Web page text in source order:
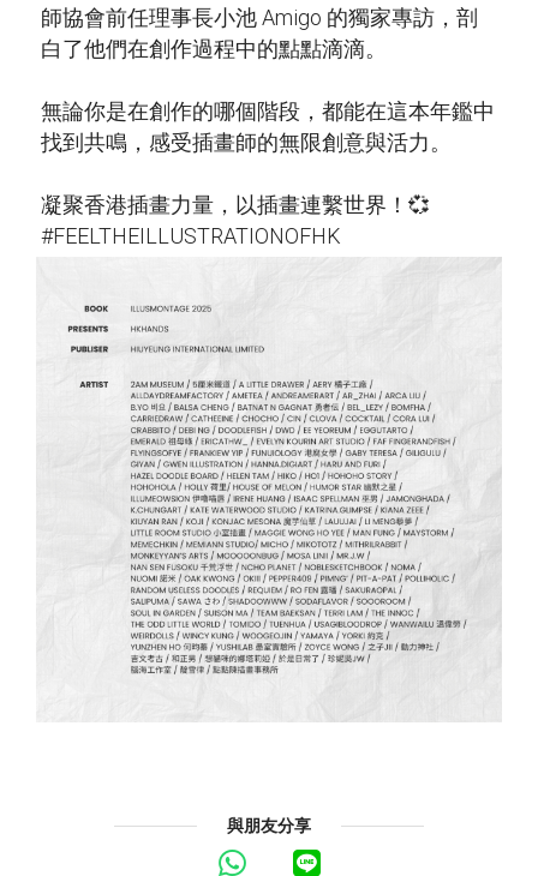
師協會前任理事長小池 Amigo 的獨家專訪，剖
白了他們在創作過程中的點點滴滴。
無論你是在創作的哪個階段，都能在這本年鑑中
找到共鳴，感受插畫師的無限創意與活力。
凝聚香港插畫力量，以插畫連繫世界！💞
#FEELTHEILLUSTRATIONOFHK
與朋友分享